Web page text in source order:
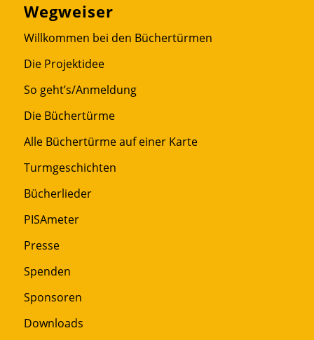
Wegweiser
Willkommen bei den Büchertürmen
Die Projektidee
So geht’s/Anmeldung
Die Büchertürme
Alle Büchertürme auf einer Karte
Turmgeschichten
Bücherlieder
PISAmeter
Presse
Spenden
Sponsoren
Downloads